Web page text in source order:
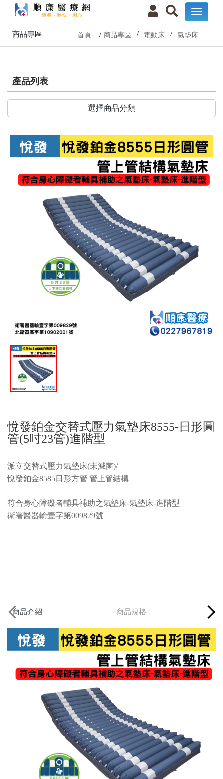
商品專區 首頁 商品專區 電動床 氣墊床
產品列表
選擇商品分類
悅發鉑金交替式壓力氣墊床8555-日形圓
管(5吋23管)進階型
派立交替式壓力氣墊床(未滅菌)/
悅發鉑金8585日形方管 管上管結構
符合身心障礙者輔具補助之氣墊床-氣墊床-進階型
衛署醫器輸壹字第009829號
商品介紹 商品規格